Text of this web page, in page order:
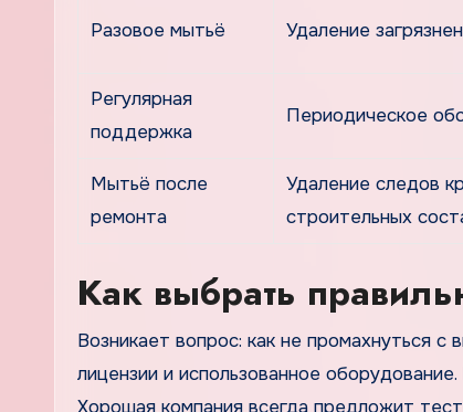
Разовое мытьё Удаление
Регулярная
поддержка
Периодическое
Мытьё после
ремонта
Удаление следов
строительных
Как выбрать
Возникает вопрос: как не промахнуться
лицензии и использованное
Хорошая компания всегда предложит